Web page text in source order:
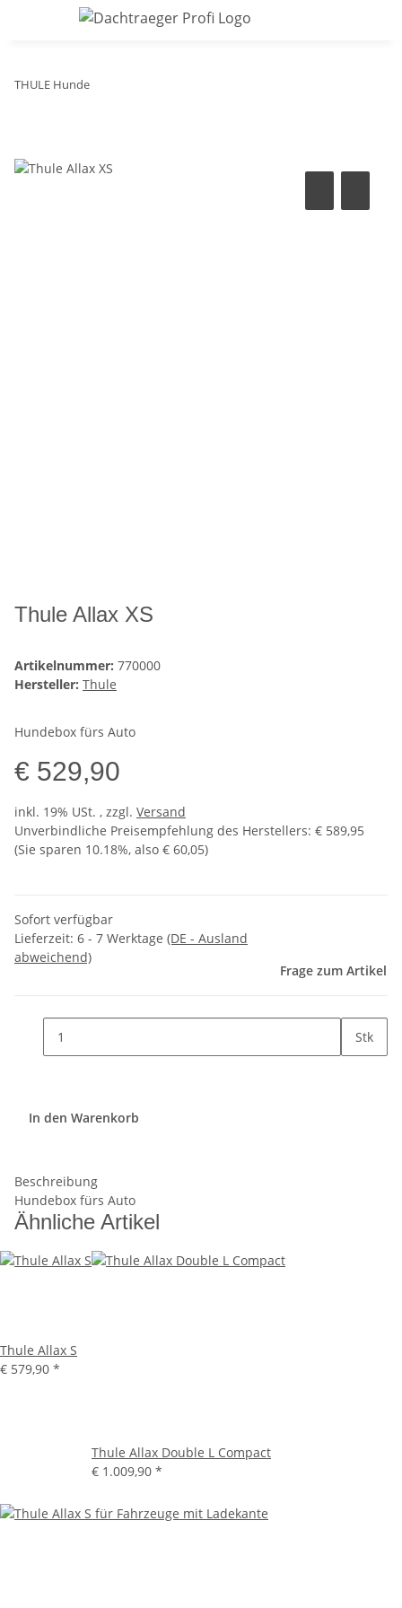
THULE Hunde
Thule Allax XS
Artikelnummer: 770000
Hersteller: Thule
Hundebox fürs Auto
€ 529,90
inkl. 19% USt. , zzgl. Versand
Unverbindliche Preisempfehlung des Herstellers: € 589,95
(Sie sparen 10.18%, also € 60,05)
Sofort verfügbar
Lieferzeit: 6 - 7 Werktage (DE - Ausland
abweichend)
Frage zum Artikel
Stk
In den Warenkorb
Beschreibung
Hundebox fürs Auto
Ähnliche Artikel
Thule Allax S
€ 579,90 *
Thule Allax Double L Compact
€ 1.009,90 *